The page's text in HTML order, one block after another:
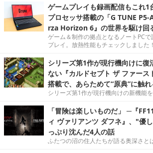
ゲームプレイも録画配信もこれ
プロセッサ搭載の「G TUNE P5-
rza Horizon 6』の世界を駆け回
ゲーム＆制作の拠点となるノートPC
プレイ。放熱性能もチェックしました！
シリーズ第1作が現行機向けに復
ない『カルドセプト ザ ファース
搭載で、あらためて“原典”に触
シリーズ第1作が現行機向けの新機能
「冒険は楽しいものだ」 ─『
ィ ヴァリアンツ ダフネ』、"優
っぷり沈んだ4人の話
ふたつの沼の住人たちが語る奥深さと